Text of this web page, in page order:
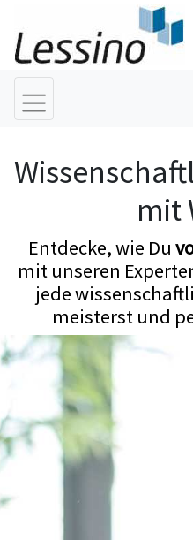
mit
Entdecke, wie Du
mit unseren
jede
meisterst und